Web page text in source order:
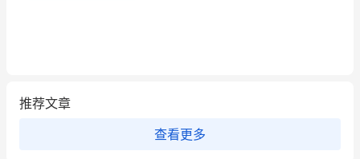
推荐文章
查看更多